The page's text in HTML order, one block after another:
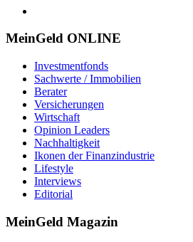
MeinGeld ONLINE
Investmentfonds
Sachwerte / Immobilien
Berater
Versicherungen
Wirtschaft
Opinion Leaders
Nachhaltigkeit
Ikonen der Finanzindustrie
Lifestyle
Interviews
Editorial
MeinGeld Magazin